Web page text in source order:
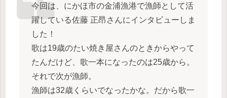
今回は、にかほ市の金浦漁港で漁師として活
躍している佐藤 正昂さんにインタビューしま
した！
歌は19歳のたい焼き屋さんのときからやって
たんだけど、歌一本になったのは25歳から。
それで次が漁師。
漁師は32歳くらいでなったかな。だから歌一